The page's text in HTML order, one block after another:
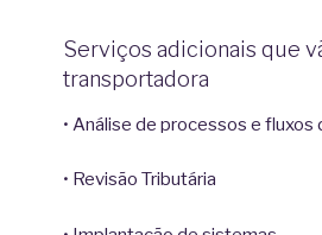
Serviços adicionais que
transportadora
• Análise de processos e fluxos
• Revisão Tributária